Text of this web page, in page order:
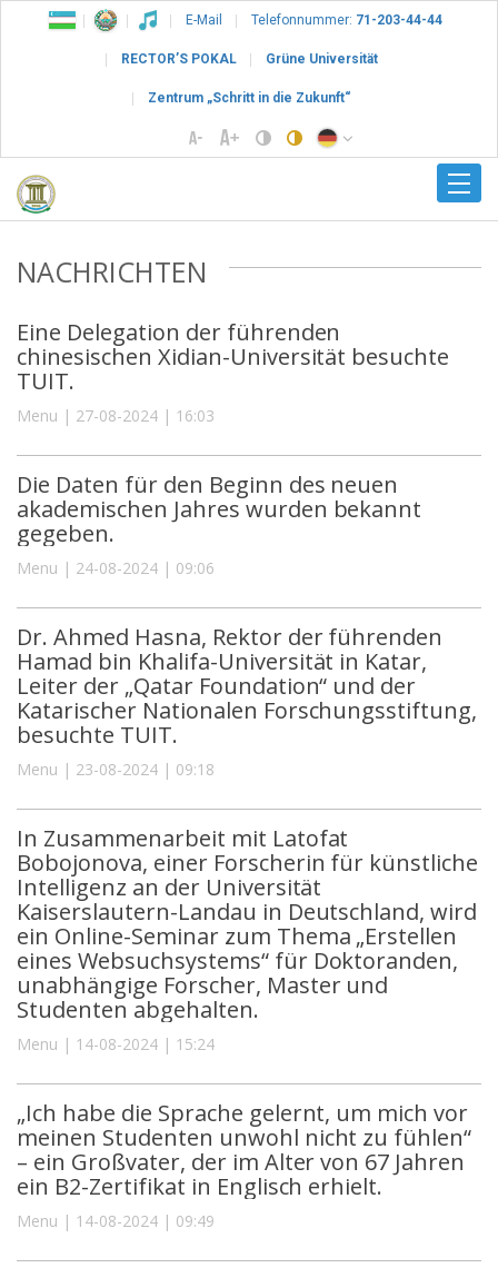
E-Mail Telefonnummer: 71-203-44-44
RECTOR’S POKAL Grüne Universität
Zentrum „Schritt in die Zukunft“
NACHRICHTEN
Eine Delegation der führenden
chinesischen Xidian-Universität besuchte
TUIT.
Menu | 27-08-2024 | 16:03
Die Daten für den Beginn des neuen
akademischen Jahres wurden bekannt
gegeben.
Menu | 24-08-2024 | 09:06
Dr. Ahmed Hasna, Rektor der führenden
Hamad bin Khalifa-Universität in Katar,
Leiter der „Qatar Foundation“ und der
Katarischer Nationalen Forschungsstiftung,
besuchte TUIT.
Menu | 23-08-2024 | 09:18
In Zusammenarbeit mit Latofat
Bobojonova, einer Forscherin für künstliche
Intelligenz an der Universität
Kaiserslautern-Landau in Deutschland, wird
ein Online-Seminar zum Thema „Erstellen
eines Websuchsystems“ für Doktoranden,
unabhängige Forscher, Master und
Studenten abgehalten.
Menu | 14-08-2024 | 15:24
„Ich habe die Sprache gelernt, um mich vor
meinen Studenten unwohl nicht zu fühlen“
– ein Großvater, der im Alter von 67 Jahren
ein B2-Zertifikat in Englisch erhielt.
Menu | 14-08-2024 | 09:49